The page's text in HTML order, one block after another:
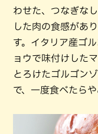
わせた、つなぎな
した肉の食感があ
す。イタリア産ゴ
ョウで味付けした
とろけたゴルゴン
で、一度食べたら